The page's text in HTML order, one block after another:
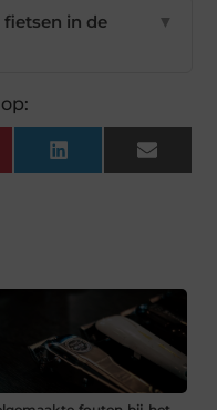
in de
▼
LinkedIn Email